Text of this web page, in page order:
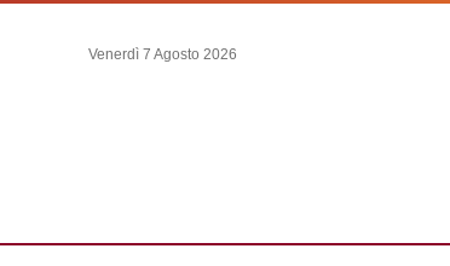
Venerdì 7 Agosto 2026